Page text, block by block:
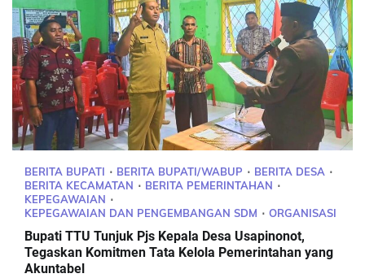
BERITA BUPATI BERITA BUPATI/WABUP
BERITA DESA
BERITA KECAMATAN
BERITA PEMERINTAHAN
KEPEGAWAIAN
KEPEGAWAIAN DAN PENGEMBANGAN SDM
ORGANISASI
Bupati TTU Tunjuk Pjs Kepala Desa Usapinonot,
Tegaskan Komitmen Tata Kelola Pemerintahan yang
Akuntabel